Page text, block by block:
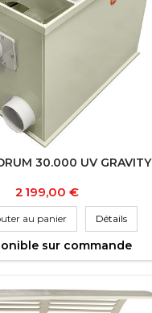
30.000 UV GRAVITY
Prix
2 199,00 €
au panier Détails
sur commande